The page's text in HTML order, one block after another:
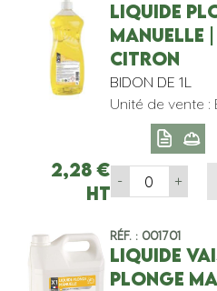
LIQUIDE
MANUELLE
CITRON
BIDON DE 1L
Unité de vente :
2,28€
HT
- +
Réf. : 001701
LIQUIDE
PLONGE